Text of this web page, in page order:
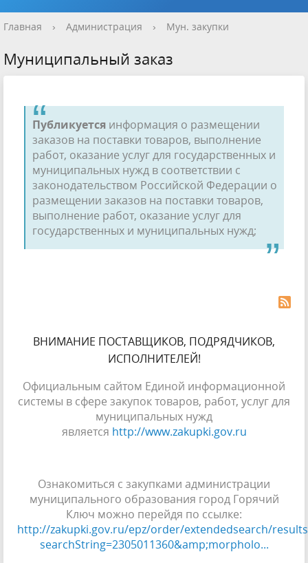
Главная › Администрация › Мун. закупки
Муниципальный заказ
Публикуется информация о размещении
заказов на поставки товаров, выполнение
работ, оказание услуг для государственных и
муниципальных нужд в соответствии с
законодательством Российской Федерации о
размещении заказов на поставки товаров,
выполнение работ, оказание услуг для
государственных и муниципальных нужд;
ВНИМАНИЕ ПОСТАВЩИКОВ, ПОДРЯДЧИКОВ,
ИСПОЛНИТЕЛЕЙ!
Официальным сайтом Единой информационной
системы в сфере закупок товаров, работ, услуг для
муниципальных нужд
является http://www.zakupki.gov.ru
Ознакомиться с закупками администрации
муниципального образования город Горячий
Ключ можно перейдя по ссылке:
http://zakupki.gov.ru/epz/order/extendedsearch/
searchString=2305011360&amp;morpholo...